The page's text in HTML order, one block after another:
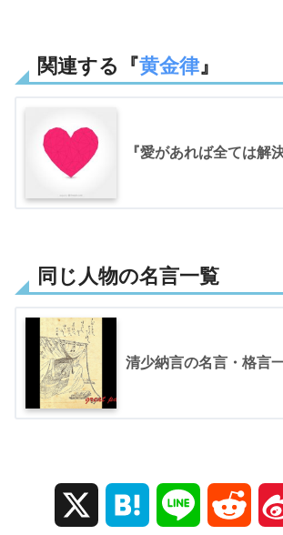
関連する『黄金律』
『愛があれば全ては解
同じ人物の名言一覧
清少納言の名言・格言